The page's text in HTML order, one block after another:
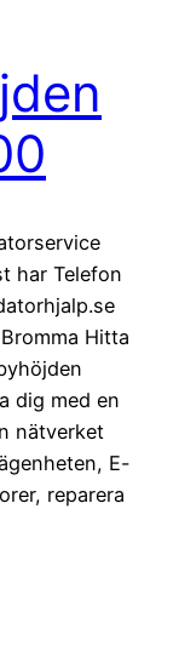
har Telefon
Hitta
dig med en
nätverket
E-
reparera